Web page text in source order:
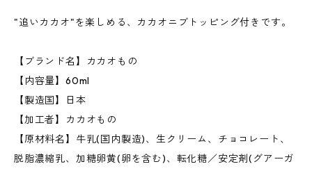
"追いカカオ"を楽しめる、カカオニブトッピング付きです。
【ブランド名】カカオもの
【内容量】60ml
【製造国】日本
【加工者】カカオもの
【原材料名】牛乳(国内製造)、生クリーム、チョコレート、
脱脂濃縮乳、加糖卵黄(卵を含む)、転化糖／安定剤(グアーガ